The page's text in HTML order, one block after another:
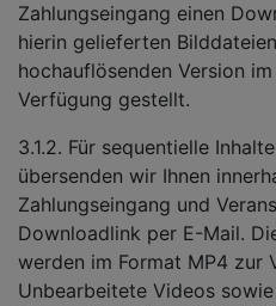
Zahlungseingang einen
hierin gelieferten
hochauflösenden Version
Verfügung gestellt.
3.1.2. Für sequentielle
übersenden wir Ihnen
Zahlungseingang und
Downloadlink per E-Mail.
werden im Format MP4 zur
Unbearbeitete Videos